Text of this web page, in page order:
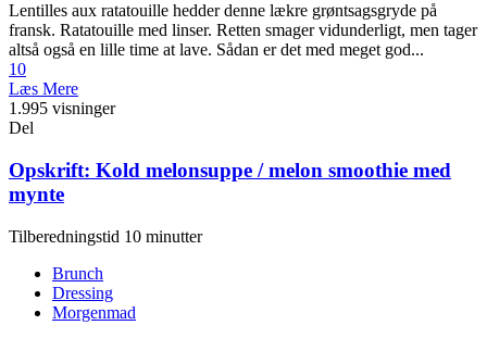
Lentilles aux ratatouille hedder denne lækre grøntsagsgryde på
fransk. Ratatouille med linser. Retten smager vidunderligt, men tager
altså også en lille time at lave. Sådan er det med meget god...
10
Læs Mere
1.995 visninger
Del
Opskrift: Kold melonsuppe / melon smoothie med
mynte
Tilberedningstid 10 minutter
Brunch
Dressing
Morgenmad